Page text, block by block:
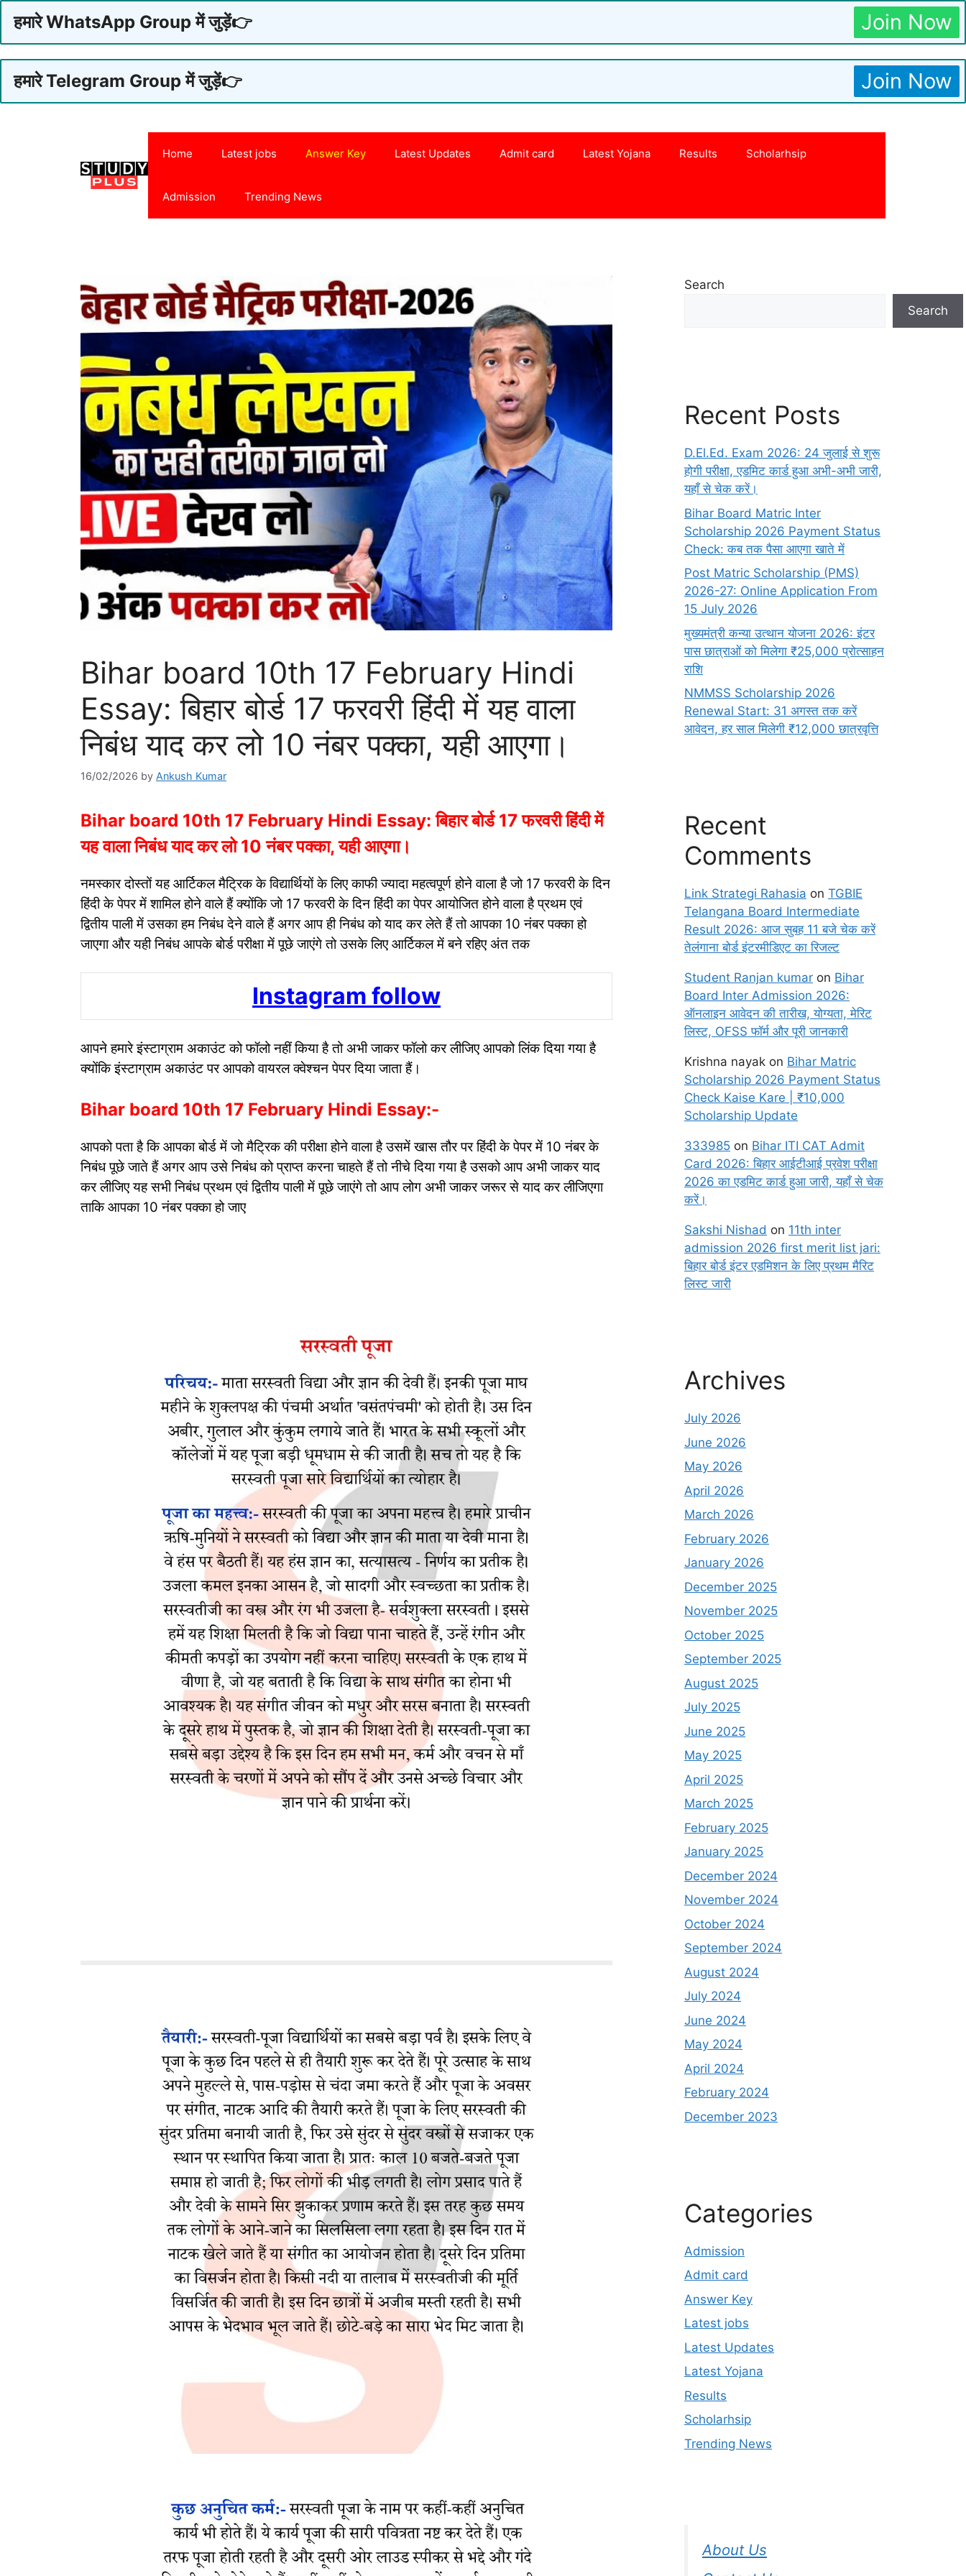
हमारे WhatsApp Group में जुड़ें👉 Join Now
हमारे Telegram Group में जुड़ें👉 Join Now
Home Latest jobs Answer Key Latest Updates Admit card Latest Yojana Results Scholarhsip
Admission Trending News
Bihar board 10th 17 February Hindi
Essay: बिहार बोर्ड 17 फरवरी हिंदी में यह वाला
निबंध याद कर लो 10 नंबर पक्का, यही आएगा।
16/02/2026 by Ankush Kumar
Bihar board 10th 17 February Hindi Essay: बिहार बोर्ड 17 फरवरी हिंदी में
यह वाला निबंध याद कर लो 10 नंबर पक्का, यही आएगा।
नमस्कार दोस्तों यह आर्टिकल मैट्रिक के विद्यार्थियों के लिए काफी ज्यादा महत्वपूर्ण होने वाला है जो 17 फरवरी के दिन
हिंदी के पेपर में शामिल होने वाले हैं क्योंकि जो 17 फरवरी के दिन हिंदी का पेपर आयोजित होने वाला है प्रथम एवं
द्वितीय पाली में उसका हम निबंध देने वाले हैं अगर आप ही निबंध को याद कर लेते हैं तो आपका 10 नंबर पक्का हो
जाएगा और यही निबंध आपके बोर्ड परीक्षा में पूछे जाएंगे तो उसके लिए आर्टिकल में बने रहिए अंत तक
Instagram follow
आपने हमारे इंस्टाग्राम अकाउंट को फॉलो नहीं किया है तो अभी जाकर फॉलो कर लीजिए आपको लिंक दिया गया है
क्योंकि इंस्टाग्राम अकाउंट पर आपको वायरल क्वेश्चन पेपर दिया जाता हैं।
Bihar board 10th 17 February Hindi Essay:-
आपको पता है कि आपका बोर्ड में जो मैट्रिक की परीक्षा होने वाला है उसमें खास तौर पर हिंदी के पेपर में 10 नंबर के
निबंध पूछे जाते हैं अगर आप उसे निबंध को प्राप्त करना चाहते हैं तो नीचे दिया गया है उसको आप अभी जाकर याद
कर लीजिए यह सभी निबंध प्रथम एवं द्वितीय पाली में पूछे जाएंगे तो आप लोग अभी जाकर जरूर से याद कर लीजिएगा
ताकि आपका 10 नंबर पक्का हो जाए
Search
Search
Recent Posts
D.El.Ed. Exam 2026: 24 जुलाई से शुरू
होगी परीक्षा, एडमिट कार्ड हुआ अभी-अभी जारी,
यहाँ से चेक करें।
Bihar Board Matric Inter
Scholarship 2026 Payment Status
Check: कब तक पैसा आएगा खाते में
Post Matric Scholarship (PMS)
2026-27: Online Application From
15 July 2026
मुख्यमंत्री कन्या उत्थान योजना 2026: इंटर
पास छात्राओं को मिलेगा ₹25,000 प्रोत्साहन
राशि
NMMSS Scholarship 2026
Renewal Start: 31 अगस्त तक करें
आवेदन, हर साल मिलेगी ₹12,000 छात्रवृत्ति
Recent
Comments
Link Strategi Rahasia on TGBIE
Telangana Board Intermediate
Result 2026: आज सुबह 11 बजे चेक करें
तेलंगाना बोर्ड इंटरमीडिएट का रिजल्ट
Student Ranjan kumar on Bihar
Board Inter Admission 2026:
ऑनलाइन आवेदन की तारीख, योग्यता, मेरिट
लिस्ट, OFSS फॉर्म और पूरी जानकारी
Krishna nayak on Bihar Matric
Scholarship 2026 Payment Status
Check Kaise Kare | ₹10,000
Scholarship Update
333985 on Bihar ITI CAT Admit
Card 2026: बिहार आईटीआई प्रवेश परीक्षा
2026 का एडमिट कार्ड हुआ जारी, यहाँ से चेक
करें।
Sakshi Nishad on 11th inter
admission 2026 first merit list jari:
बिहार बोर्ड इंटर एडमिशन के लिए प्रथम मैरिट
लिस्ट जारी
Archives
July 2026
June 2026
May 2026
April 2026
March 2026
February 2026
January 2026
December 2025
November 2025
October 2025
September 2025
August 2025
July 2025
June 2025
May 2025
April 2025
March 2025
February 2025
January 2025
December 2024
November 2024
October 2024
September 2024
August 2024
July 2024
June 2024
May 2024
April 2024
February 2024
December 2023
Categories
Admission
Admit card
Answer Key
Latest jobs
Latest Updates
Latest Yojana
Results
Scholarhsip
Trending News
About Us